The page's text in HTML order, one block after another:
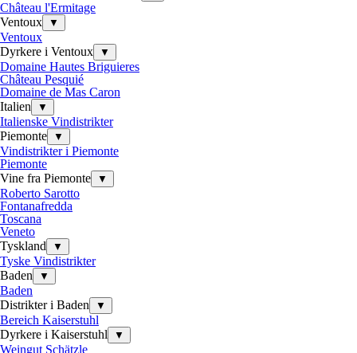
Château l'Ermitage
Ventoux
▼
Ventoux
Dyrkere i Ventoux
▼
Domaine Hautes Briguieres
Château Pesquié
Domaine de Mas Caron
Italien
▼
Italienske Vindistrikter
Piemonte
▼
Vindistrikter i Piemonte
Piemonte
Vine fra Piemonte
▼
Roberto Sarotto
Fontanafredda
Toscana
Veneto
Tyskland
▼
Tyske Vindistrikter
Baden
▼
Baden
Distrikter i Baden
▼
Bereich Kaiserstuhl
Dyrkere i Kaiserstuhl
▼
Weingut Schätzle